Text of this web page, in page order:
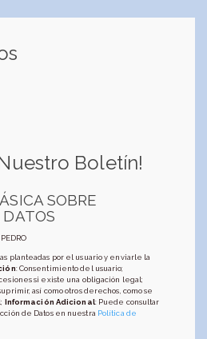
Boletín!
SOBRE
planteadas por el usuario y enviarle la
: Consentimiento del usuario;
si existe una obligación legal;
así como otros derechos, como se
Información Adicional: Puede consultar
de Datos en nuestra Política de